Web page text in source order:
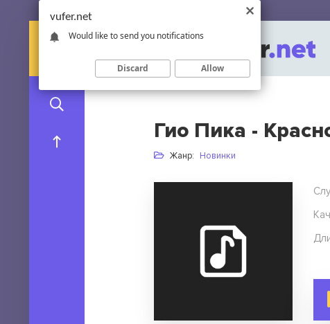
Гио Пика -
Жанр: Новинки
vufer.net
Would like to send you notifications
Discard Allow